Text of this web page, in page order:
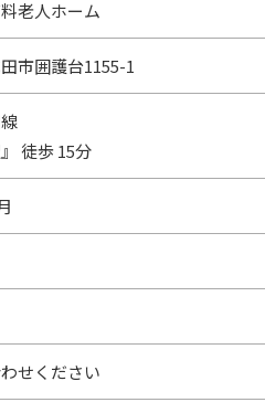
老人ホーム
市囲護台1155-1
』 徒歩 15分
せください